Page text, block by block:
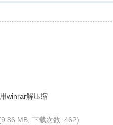
winrar解压缩
MB, 下载次数: 462)